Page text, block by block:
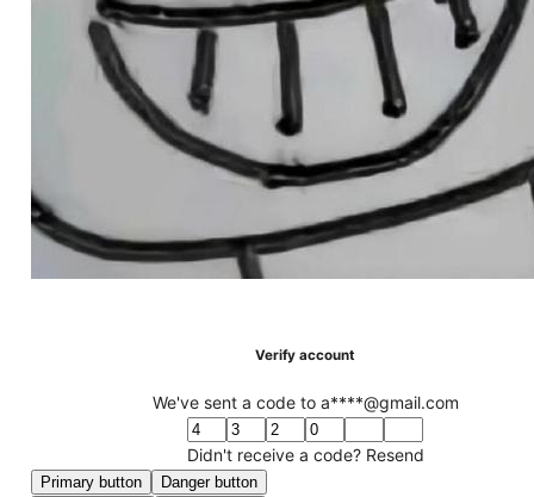
Verify account
We've sent a code to a****@gmail.com
Didn't receive a code? Resend
Primary button
Danger button